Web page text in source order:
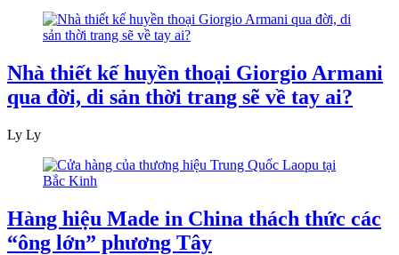
Nhà thiết kế huyền thoại Giorgio Armani
qua đời, di sản thời trang sẽ về tay ai?
Ly Ly
Hàng hiệu Made in China thách thức các
“ông lớn” phương Tây